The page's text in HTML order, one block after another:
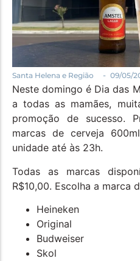
Santa Helena e Região
Saúde e Bem-Estar
Santa Helena e Região - 09/05/
Neste domingo é Dia das
a todas as mamães,
promoção de sucesso.
marcas de cerveja
unidade até às 23h.
Todas as marcas
R$10,00. Escolha a marca
Heineken
Original
Budweiser
Skol